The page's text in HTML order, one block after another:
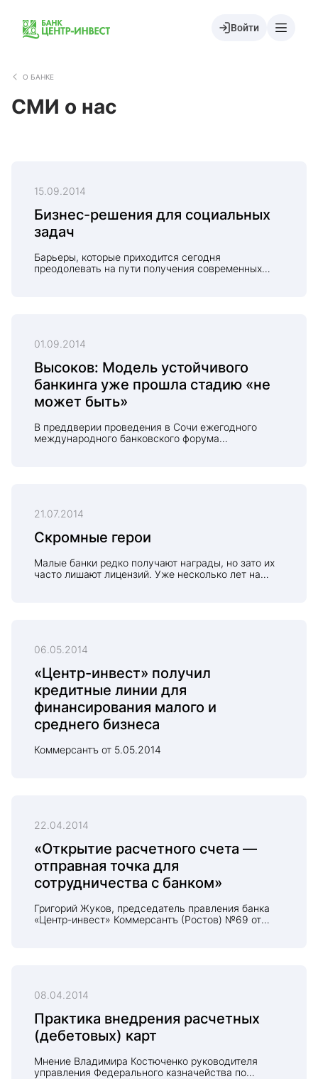
Войти
О БАНКЕ
СМИ о нас
15.09.2014
Бизнес-решения для социальных
задач
Барьеры, которые приходится сегодня
преодолевать на пути получения современных
01.09.2014
Высоков: Модель устойчивого
банкинга уже прошла стадию «не
может быть»
В преддверии проведения в Сочи ежегодного
международного банковского форума
21.07.2014
Скромные герои
Малые банки редко получают награды, но зато их
часто лишают лицензий. Уже несколько лет на
06.05.2014
«Центр-инвест» получил
кредитные линии для
финансирования малого и
среднего бизнеса
Коммерсантъ от 5.05.2014
22.04.2014
«Открытие расчетного счета —
отправная точка для
сотрудничества с банком»
Григорий Жуков, председатель правления банка
«Центр-инвест» Коммерсантъ (Ростов) №69 от
08.04.2014
Практика внедрения расчетных
(дебетовых) карт
Мнение Владимира Костюченко руководителя
управления Федерального казначейства по